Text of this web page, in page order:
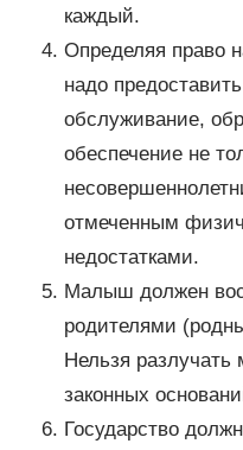
каждый.
Определяя право
надо
обслуживание,
обеспечение не
отмеченным
недостатками.
Малыш должен
родителями
Нельзя разлучать
законных
Государство